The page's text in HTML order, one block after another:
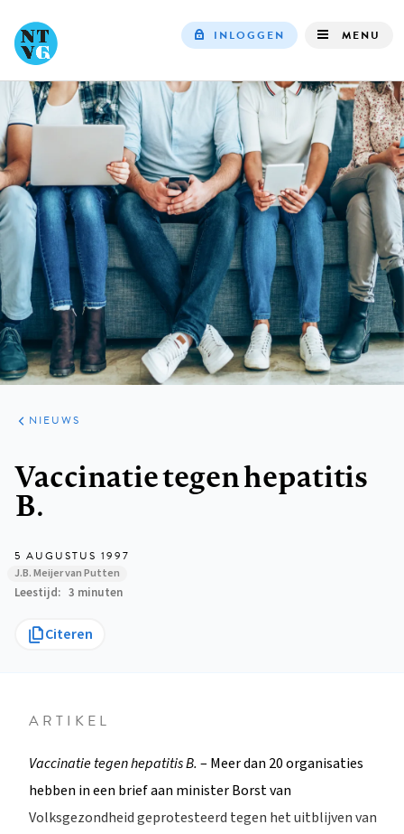
navigation
INLOGGEN MENU
ARTIKELEN
HET
KORT
NIEUWS
Vaccinatie tegen hepatitis
B.
5 AUGUSTUS 1997
J.B. Meijer van Putten
Leestijd 3 minuten
Citeren
ARTIKEL
Vaccinatie tegen hepatitis B. – Meer dan 20 organisaties
hebben in een brief aan minister Borst van
Volksgezondheid geprotesteerd tegen het uitblijven van